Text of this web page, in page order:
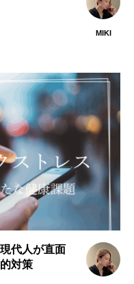
MIKI
代人が直面
対策